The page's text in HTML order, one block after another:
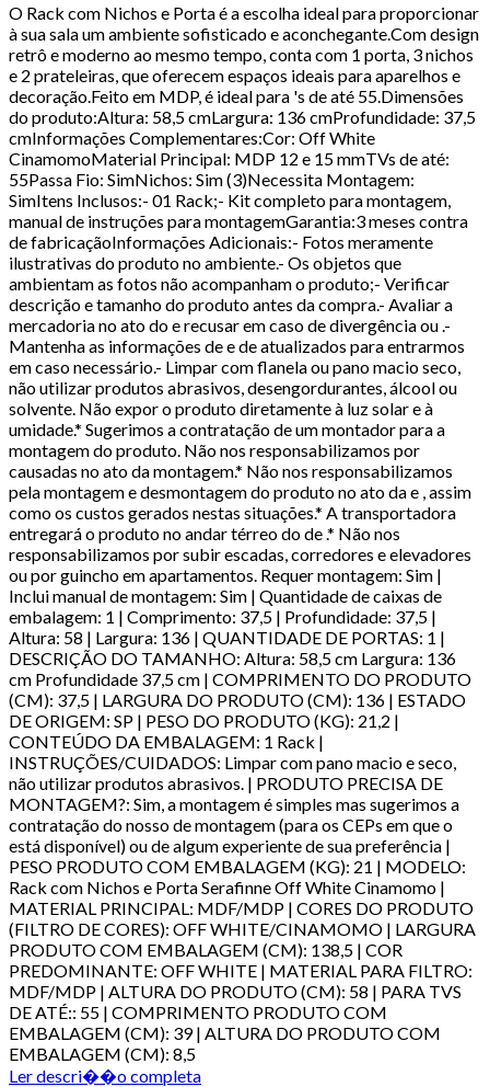
O Rack com Nichos e Porta é a escolha ideal para proporcionar
à sua sala um ambiente sofisticado e aconchegante.Com design
retrô e moderno ao mesmo tempo, conta com 1 porta, 3 nichos
e 2 prateleiras, que oferecem espaços ideais para aparelhos e
decoração.Feito em MDP, é ideal para 's de até 55.Dimensões
do produto:Altura: 58,5 cmLargura: 136 cmProfundidade: 37,5
cmInformações Complementares:Cor: Off White
CinamomoMaterial Principal: MDP 12 e 15 mmTVs de até:
55Passa Fio: SimNichos: Sim (3)Necessita Montagem:
SimItens Inclusos:- 01 Rack;- Kit completo para montagem,
manual de instruções para montagemGarantia:3 meses contra
de fabricaçãoInformações Adicionais:- Fotos meramente
ilustrativas do produto no ambiente.- Os objetos que
ambientam as fotos não acompanham o produto;- Verificar
descrição e tamanho do produto antes da compra.- Avaliar a
mercadoria no ato do e recusar em caso de divergência ou .-
Mantenha as informações de e de atualizados para entrarmos
em caso necessário.- Limpar com flanela ou pano macio seco,
não utilizar produtos abrasivos, desengordurantes, álcool ou
solvente. Não expor o produto diretamente à luz solar e à
umidade.* Sugerimos a contratação de um montador para a
montagem do produto. Não nos responsabilizamos por
causadas no ato da montagem.* Não nos responsabilizamos
pela montagem e desmontagem do produto no ato da e , assim
como os custos gerados nestas situações.* A transportadora
entregará o produto no andar térreo do de .* Não nos
responsabilizamos por subir escadas, corredores e elevadores
ou por guincho em apartamentos. Requer montagem: Sim |
Inclui manual de montagem: Sim | Quantidade de caixas de
embalagem: 1 | Comprimento: 37,5 | Profundidade: 37,5 |
Altura: 58 | Largura: 136 | QUANTIDADE DE PORTAS: 1 |
DESCRIÇÃO DO TAMANHO: Altura: 58,5 cm Largura: 136
cm Profundidade 37,5 cm | COMPRIMENTO DO PRODUTO
(CM): 37,5 | LARGURA DO PRODUTO (CM): 136 | ESTADO
DE ORIGEM: SP | PESO DO PRODUTO (KG): 21,2 |
CONTEÚDO DA EMBALAGEM: 1 Rack |
INSTRUÇÕES/CUIDADOS: Limpar com pano macio e seco,
não utilizar produtos abrasivos. | PRODUTO PRECISA DE
MONTAGEM?: Sim, a montagem é simples mas sugerimos a
contratação do nosso de montagem (para os CEPs em que o
está disponível) ou de algum experiente de sua preferência |
PESO PRODUTO COM EMBALAGEM (KG): 21 | MODELO:
Rack com Nichos e Porta Serafinne Off White Cinamomo |
MATERIAL PRINCIPAL: MDF/MDP | CORES DO PRODUTO
(FILTRO DE CORES): OFF WHITE/CINAMOMO | LARGURA
PRODUTO COM EMBALAGEM (CM): 138,5 | COR
PREDOMINANTE: OFF WHITE | MATERIAL PARA FILTRO:
MDF/MDP | ALTURA DO PRODUTO (CM): 58 | PARA TVS
DE ATÉ:: 55 | COMPRIMENTO PRODUTO COM
EMBALAGEM (CM): 39 | ALTURA DO PRODUTO COM
EMBALAGEM (CM): 8,5
Ler descri��o completa